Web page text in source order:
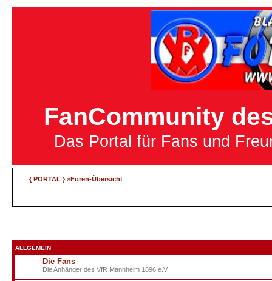
FanCommunity
Das Portal für Fans und
{ PORTAL }»Foren-Übersicht
ALLGEMEIN
Die Fans
Die Anhänger des VfR Mannheim 1896 e.V.